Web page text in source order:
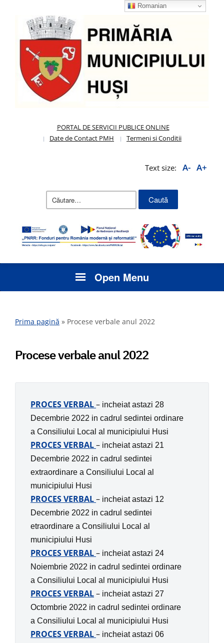
PORTAL DE SERVICII PUBLICE ONLINE
Date de Contact PMH
Termeni si Conditii
Text size: A- A+
Caută
Open Menu
Prima pagină » Procese verbale anul 2022
Procese verbale anul 2022
PROCES VERBAL– incheiat astazi 28
Decembrie 2022 in cadrul sedintei ordinare
a Consiliului Local al municipiului Husi
PROCES VERBAL– incheiat astazi 21
Decembrie 2022 in cadrul sedintei
extraordinare a Consiliului Local al
municipiului Husi
PROCES VERBAL– incheiat astazi 12
Decembrie 2022 in cadrul sedintei
etraordinare a Consiliului Local al
municipiului Husi
PROCES VERBAL– incheiat astazi 24
Noiembrie 2022 in cadrul sedintei ordinare
a Consiliului Local al municipiului Husi
PROCES VERBAL– incheiat astazi 27
Octombrie 2022 in cadrul sedintei ordinare
a Consiliului Local al municipiului Husi
PROCES VERBAL– incheiat astazi 06
Romanian